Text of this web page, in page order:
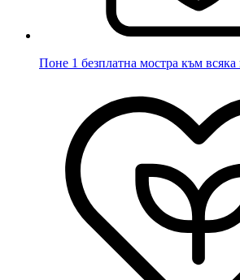
Поне 1 безплатна мостра към всяка